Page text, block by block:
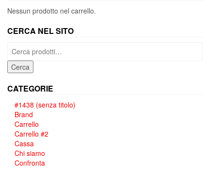
Nessun prodotto nel carrello.
CERCA NEL SITO
Cerca:
Cerca
CATEGORIE
#1438 (senza titolo)
Brand
Carrello
Carrello #2
Cassa
Chi siamo
Confronta